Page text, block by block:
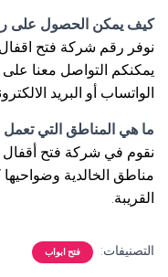
كيف يمكن الحصول على
نوفر رقم شركة فتح اقفال
يمكنكم التواصل معنا
الواتساب أو البريد
ما هي المناطق التي تعمل
نقوم في شركة فتح أقفال
مناطق الخالدية
القريبة.
التصنيفات: فتح ابواب